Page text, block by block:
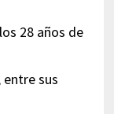
28 años de
sus